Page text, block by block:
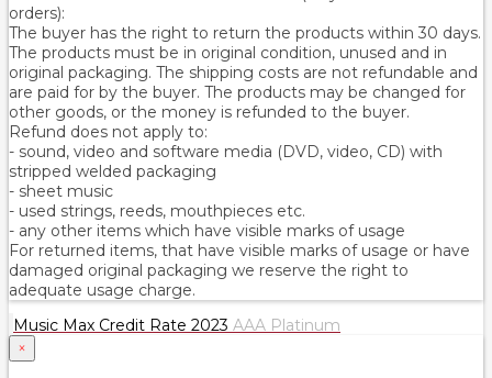
orders):
The buyer has the right to return the products within 30 days.
The products must be in original condition, unused and in
original packaging. The shipping costs are not refundable and
are paid for by the buyer. The products may be changed for
other goods, or the money is refunded to the buyer.
Refund does not apply to:
- sound, video and software media (DVD, video, CD) with
stripped welded packaging
- sheet music
- used strings, reeds, mouthpieces etc.
- any other items which have visible marks of usage
For returned items, that have visible marks of usage or have
damaged original packaging we reserve the right to
adequate usage charge.
Music Max Credit Rate 2023 AAA Platinum
×